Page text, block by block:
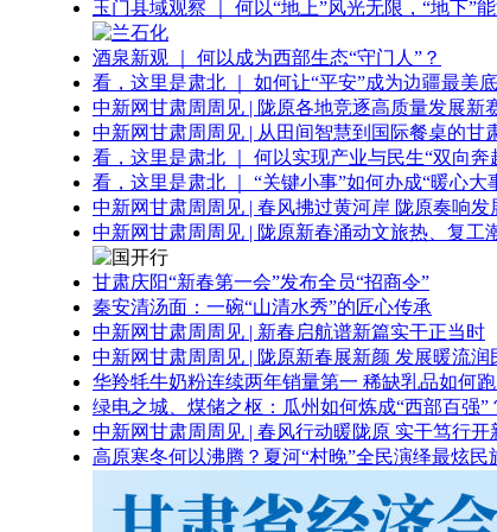
玉门县域观察 ｜ 何以“地上”风光无限，“地下”
酒泉新观 ｜ 何以成为西部生态“守门人”？
看，这里是肃北 ｜ 如何让“平安”成为边疆最美
中新网甘肃周周见 | 陇原各地竞逐高质量发展新
中新网甘肃周周见 | 从田间智慧到国际餐桌的甘
看，这里是肃北 ｜ 何以实现产业与民生“双向奔
看，这里是肃北 ｜ “关键小事”如何办成“暖心大
中新网甘肃周周见 | 春风拂过黄河岸 陇原奏响发
中新网甘肃周周见 | 陇原新春涌动文旅热、复工
甘肃庆阳“新春第一会”发布全员“招商令”
秦安清汤面：一碗“山清水秀”的匠心传承
中新网甘肃周周见 | 新春启航谱新篇实干正当时
中新网甘肃周周见 | 陇原新春展新颜 发展暖流润
华羚牦牛奶粉连续两年销量第一 稀缺乳品如何
绿电之城、煤储之枢：瓜州如何炼成“西部百强”
中新网甘肃周周见 | 春风行动暖陇原 实干笃行开
高原寒冬何以沸腾？夏河“村晚”全民演绎最炫民